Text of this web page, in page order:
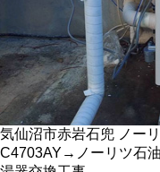
気仙沼市赤岩石兜 ノー
C4703AY→ノーリツ石